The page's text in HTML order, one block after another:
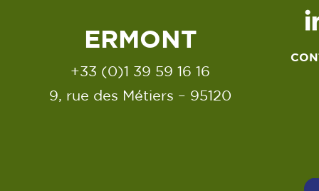
ERMONT
+33 (0)1 39 59 16 16
9, rue des Métiers – 95120